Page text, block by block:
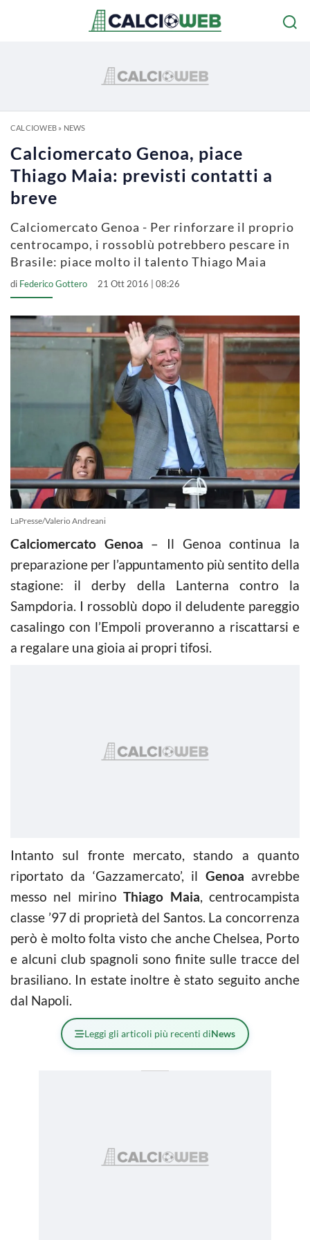
CALCIOWEB» NEWS
Calciomercato Genoa, piace
Thiago Maia: previsti contatti a
breve
Calciomercato Genoa - Per rinforzare il proprio
centrocampo, i rossoblù potrebbero pescare in
Brasile: piace molto il talento Thiago Maia
di Federico Gottero 21 Ott 2016 | 08:26
LaPresse/Valerio Andreani
Calciomercato Genoa – Il Genoa continua la
preparazione per l’appuntamento più sentito della
stagione: il derby della Lanterna contro la
Sampdoria. I rossoblù dopo il deludente pareggio
casalingo con l’Empoli proveranno a riscattarsi e
a regalare una gioia ai propri tifosi.
Intanto sul fronte mercato, stando a quanto
riportato da ‘Gazzamercato’, il Genoa avrebbe
messo nel mirinoThiago Maia, centrocampista
classe ’97 di proprietà del Santos. La concorrenza
però è molto folta visto che anche Chelsea, Porto
e alcuni club spagnoli sono finite sulle tracce del
brasiliano. In estate inoltre è stato seguito anche
dal Napoli.
Leggi gli articoli più recenti diNews